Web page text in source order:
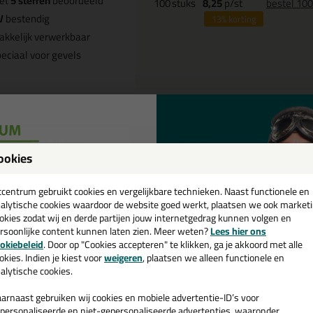
bestendig
verwerkbaar
voor gevels
13%korting
Omschrijving Video
Hyflex 250- facade 600ml in
je kit in een specifieke kleur? Gevonden! Deze gevelkit Sika Hyflex
verschillende toepassingen. Een duurzame en veelzijdige kit welke
zoekt met gegarandeerd een topresultaat. Bestel de Sika Hyflex
en op werkdagen besteld = morgen in huis.
je meer weten over de toepassing en kenmerken van dit product?
gebruikt cookies en vergelijkbare technieken. Naast functionele en
cookies waardoor de website goed werkt, plaatsen we ook
zodat wij en derde partijen jouw internetgedrag kunnen volgen en
content kunnen laten zien. Meer weten?Lees hier ons
. Door op "Cookies accepteren" te klikken, ga je akkoord met alle
Indien je kiest voorweigeren, plaatsen we alleen functionele en
cookies.
gebruiken wij cookies en mobiele advertentie-ID’s voor
💚
en ontvang een
€35,-bij je eerste bestelling!